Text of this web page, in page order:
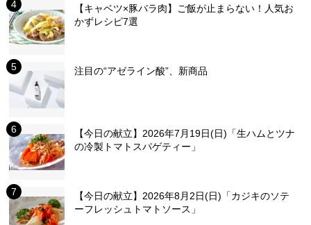
【キャベツ×豚バラ肉】ご飯が止まらない！人気お
かずレシピ7選
注目の“アゼライン酸”、新商品
【今日の献立】2026年7月19日(日)「生ハムとツナ
の冷製トマトスパゲティー」
【今日の献立】2026年8月2日(日)「カジキのソテ
ーフレッシュトマトソース」